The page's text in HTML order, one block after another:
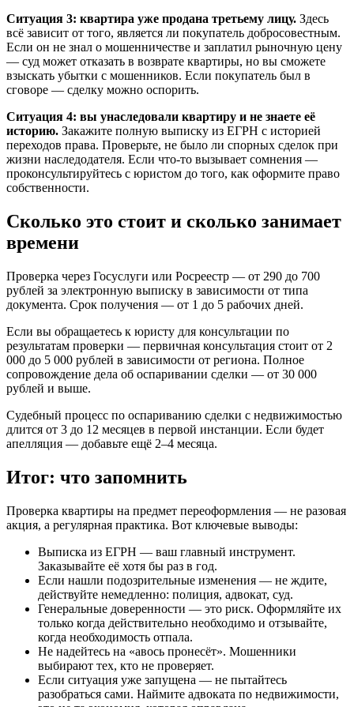
Ситуация 3: квартира уже продана третьему лицу. Здесь
всё зависит от того, является ли покупатель добросовестным.
Если он не знал о мошенничестве и заплатил рыночную цену
— суд может отказать в возврате квартиры, но вы сможете
взыскать убытки с мошенников. Если покупатель был в
сговоре — сделку можно оспорить.
Ситуация 4: вы унаследовали квартиру и не знаете её
историю. Закажите полную выписку из ЕГРН с историей
переходов права. Проверьте, не было ли спорных сделок при
жизни наследодателя. Если что-то вызывает сомнения —
проконсультируйтесь с юристом до того, как оформите право
собственности.
Сколько это стоит и сколько занимает
времени
Проверка через Госуслуги или Росреестр — от 290 до 700
рублей за электронную выписку в зависимости от типа
документа. Срок получения — от 1 до 5 рабочих дней.
Если вы обращаетесь к юристу для консультации по
результатам проверки — первичная консультация стоит от 2
000 до 5 000 рублей в зависимости от региона. Полное
сопровождение дела об оспаривании сделки — от 30 000
рублей и выше.
Судебный процесс по оспариванию сделки с недвижимостью
длится от 3 до 12 месяцев в первой инстанции. Если будет
апелляция — добавьте ещё 2–4 месяца.
Итог: что запомнить
Проверка квартиры на предмет переоформления — не разовая
акция, а регулярная практика. Вот ключевые выводы:
Выписка из ЕГРН — ваш главный инструмент.
Заказывайте её хотя бы раз в год.
Если нашли подозрительные изменения — не ждите,
действуйте немедленно: полиция, адвокат, суд.
Генеральные доверенности — это риск. Оформляйте их
только когда действительно необходимо и отзывайте,
когда необходимость отпала.
Не надейтесь на «авось пронесёт». Мошенники
выбирают тех, кто не проверяет.
Если ситуация уже запущена — не пытайтесь
разобраться сами. Наймите адвоката по недвижимости,